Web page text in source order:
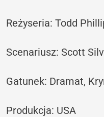
Reżyseria: Todd
Scenariusz: Scott
Gatunek: Dramat,
Produkcja: USA